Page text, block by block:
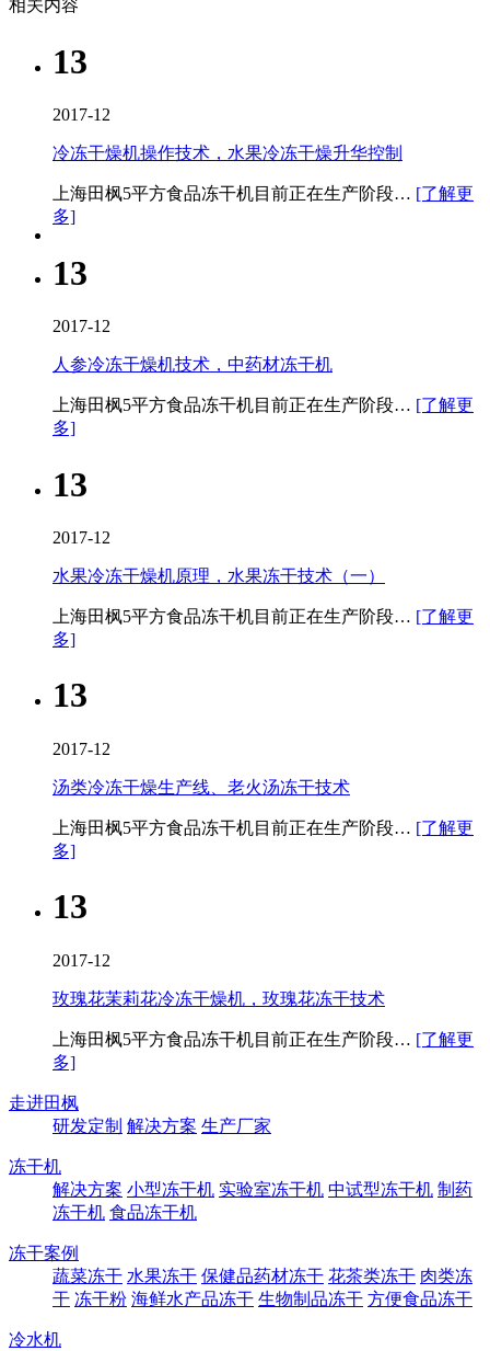
相关内容
13
2017-12
冷冻干燥机操作技术，水果冷冻干燥升华控制
上海田枫5平方食品冻干机​目前正在生产阶段… [了解更
多]
13
2017-12
人参冷冻干燥机技术，中药材冻干机
上海田枫5平方食品冻干机​目前正在生产阶段… [了解更
多]
13
2017-12
水果冷冻干燥机原理，水果冻干技术（一）
上海田枫5平方食品冻干机​目前正在生产阶段… [了解更
多]
13
2017-12
汤类冷冻干燥生产线、老火汤冻干技术
上海田枫5平方食品冻干机​目前正在生产阶段… [了解更
多]
13
2017-12
玫瑰花茉莉花冷冻干燥机，玫瑰花冻干技术
上海田枫5平方食品冻干机​目前正在生产阶段… [了解更
多]
走进田枫
研发定制 解决方案 生产厂家
冻干机
解决方案 小型冻干机 实验室冻干机 中试型冻干机 制药
冻干机 食品冻干机
冻干案例
蔬菜冻干 水果冻干 保健品药材冻干 花茶类冻干 肉类冻
干 冻干粉 海鲜水产品冻干 生物制品冻干 方便食品冻干
冷水机